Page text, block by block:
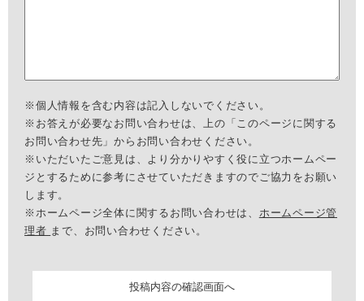
※個人情報を含む内容は記入しないでください。
※お答えが必要なお問い合わせは、上の「このページに関する
お問い合わせ先」からお問い合わせください。
※いただいたご意見は、より分かりやすく役に立つホームペー
ジとするために参考にさせていただきますのでご協力をお願い
します。
※ホームページ全体に関するお問い合わせは、 ホームページ管
理者 まで、お問い合わせください。